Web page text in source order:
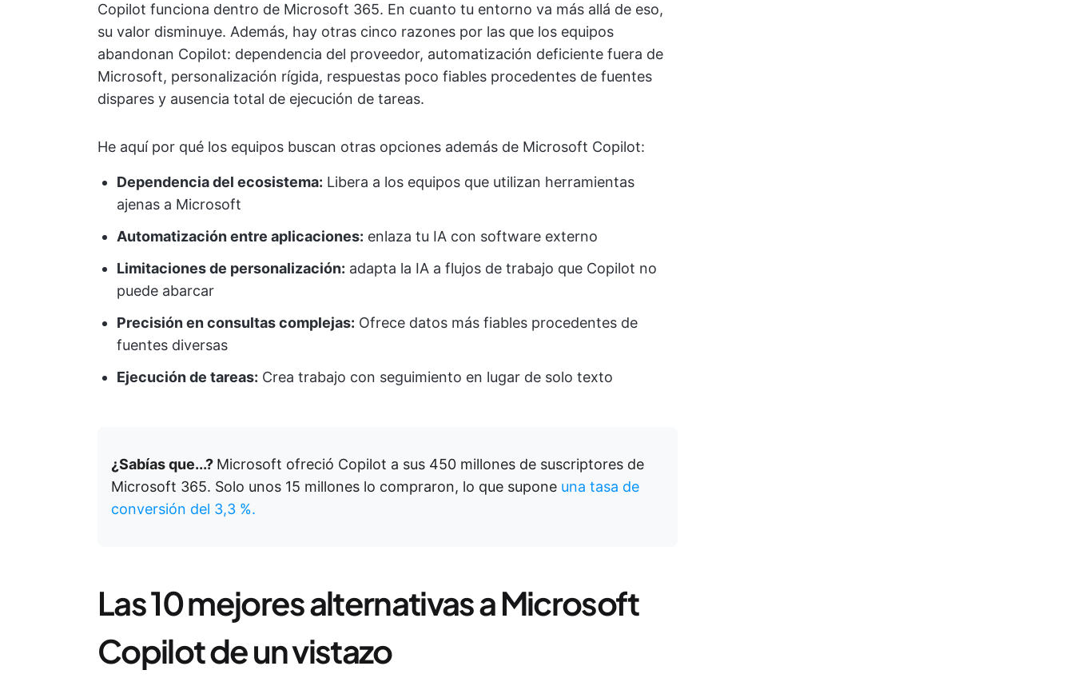
Copilot funciona dentro de Microsoft 365. En cuanto tu entorno va más allá de eso,
su valor disminuye. Además, hay otras cinco razones por las que los equipos
abandonan Copilot: dependencia del proveedor, automatización deficiente fuera de
Microsoft, personalización rígida, respuestas poco fiables procedentes de fuentes
dispares y ausencia total de ejecución de tareas.
He aquí por qué los equipos buscan otras opciones además de Microsoft Copilot:
Dependencia del ecosistema: Libera a los equipos que utilizan herramientas
ajenas a Microsoft
Automatización entre aplicaciones: enlaza tu IA con software externo
Limitaciones de personalización: adapta la IA a flujos de trabajo que Copilot no
puede abarcar
Precisión en consultas complejas: Ofrece datos más fiables procedentes de
fuentes diversas
Ejecución de tareas: Crea trabajo con seguimiento en lugar de solo texto
¿Sabías que...? Microsoft ofreció Copilot a sus 450 millones de suscriptores de
Microsoft 365. Solo unos 15 millones lo compraron, lo que supone una tasa de
conversión del 3,3 %.
Las 10 mejores alternativas a Microsoft
Copilot de un vistazo